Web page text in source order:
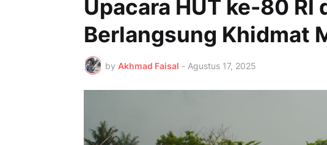
Upacara HUT ke-80 RI
Berlangsung Khidmat
by Akhmad Faisal - Agustus 17, 2025